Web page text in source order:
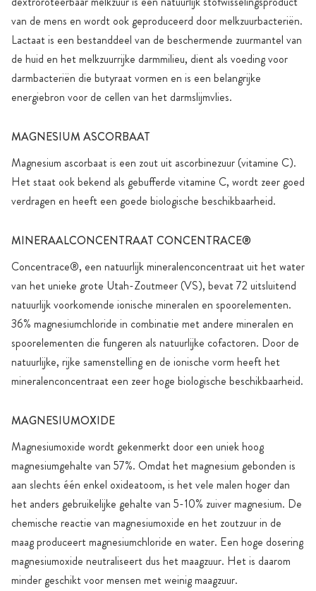
van de mens en wordt ook geproduceerd door melkzuurbacteriën.
Lactaat is een bestanddeel van de beschermende zuurmantel van
de huid en het melkzuurrijke darmmilieu, dient als voeding voor
darmbacteriën die butyraat vormen en is een belangrijke
energiebron voor de cellen van het darmslijmvlies.
MAGNESIUM ASCORBAAT
Magnesium ascorbaat is een zout uit ascorbinezuur (vitamine C).
Het staat ook bekend als gebufferde vitamine C, wordt zeer goed
verdragen en heeft een goede biologische beschikbaarheid.
MINERAALCONCENTRAAT CONCENTRACE®
Concentrace®, een natuurlijk mineralenconcentraat uit het water
van het unieke grote Utah-Zoutmeer (VS), bevat 72 uitsluitend
natuurlijk voorkomende ionische mineralen en spoorelementen.
36% magnesiumchloride in combinatie met andere mineralen en
spoorelementen die fungeren als natuurlijke cofactoren. Door de
natuurlijke, rijke samenstelling en de ionische vorm heeft het
mineralenconcentraat een zeer hoge biologische beschikbaarheid.
MAGNESIUMOXIDE
Magnesiumoxide wordt gekenmerkt door een uniek hoog
magnesiumgehalte van 57%. Omdat het magnesium gebonden is
aan slechts één enkel oxideatoom, is het vele malen hoger dan
het anders gebruikelijke gehalte van 5-10% zuiver magnesium. De
chemische reactie van magnesiumoxide en het zoutzuur in de
maag produceert magnesiumchloride en water. Een hoge dosering
magnesiumoxide neutraliseert dus het maagzuur. Het is daarom
minder geschikt voor mensen met weinig maagzuur.